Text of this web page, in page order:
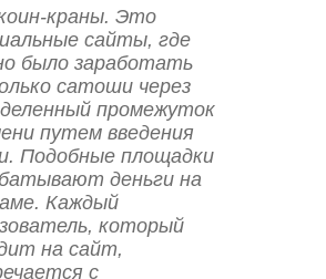
краны. Это
сайты, где
было заработать
сатоши через
промежуток
путем введения
Подобные площадки
деньги на
Каждый
который
на сайт,
с